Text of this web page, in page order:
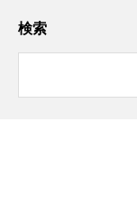
検索